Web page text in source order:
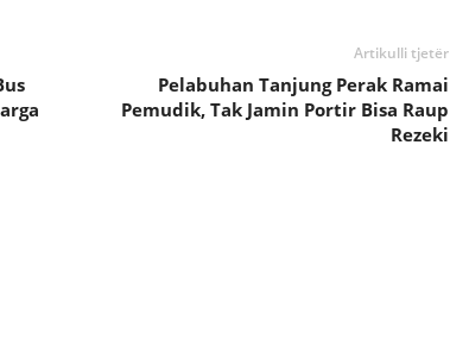
Artikulli tjetër
Pelabuhan Tanjung Perak Ramai
Pemudik, Tak Jamin Portir Bisa Raup
Rezeki